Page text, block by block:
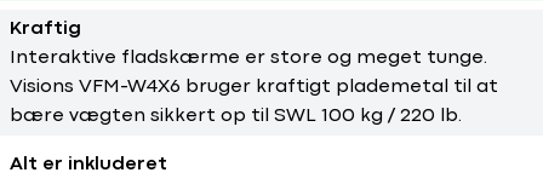
Kraftig
Interaktive fladskærme er store og meget tunge.
Visions VFM-W4X6 bruger kraftigt plademetal til at
bære vægten sikkert op til SWL 100 kg / 220 lb.
Alt er inkluderet